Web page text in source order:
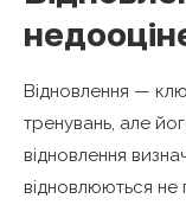
Відновлення —
тренувань, але
відновлення
відновлюються не